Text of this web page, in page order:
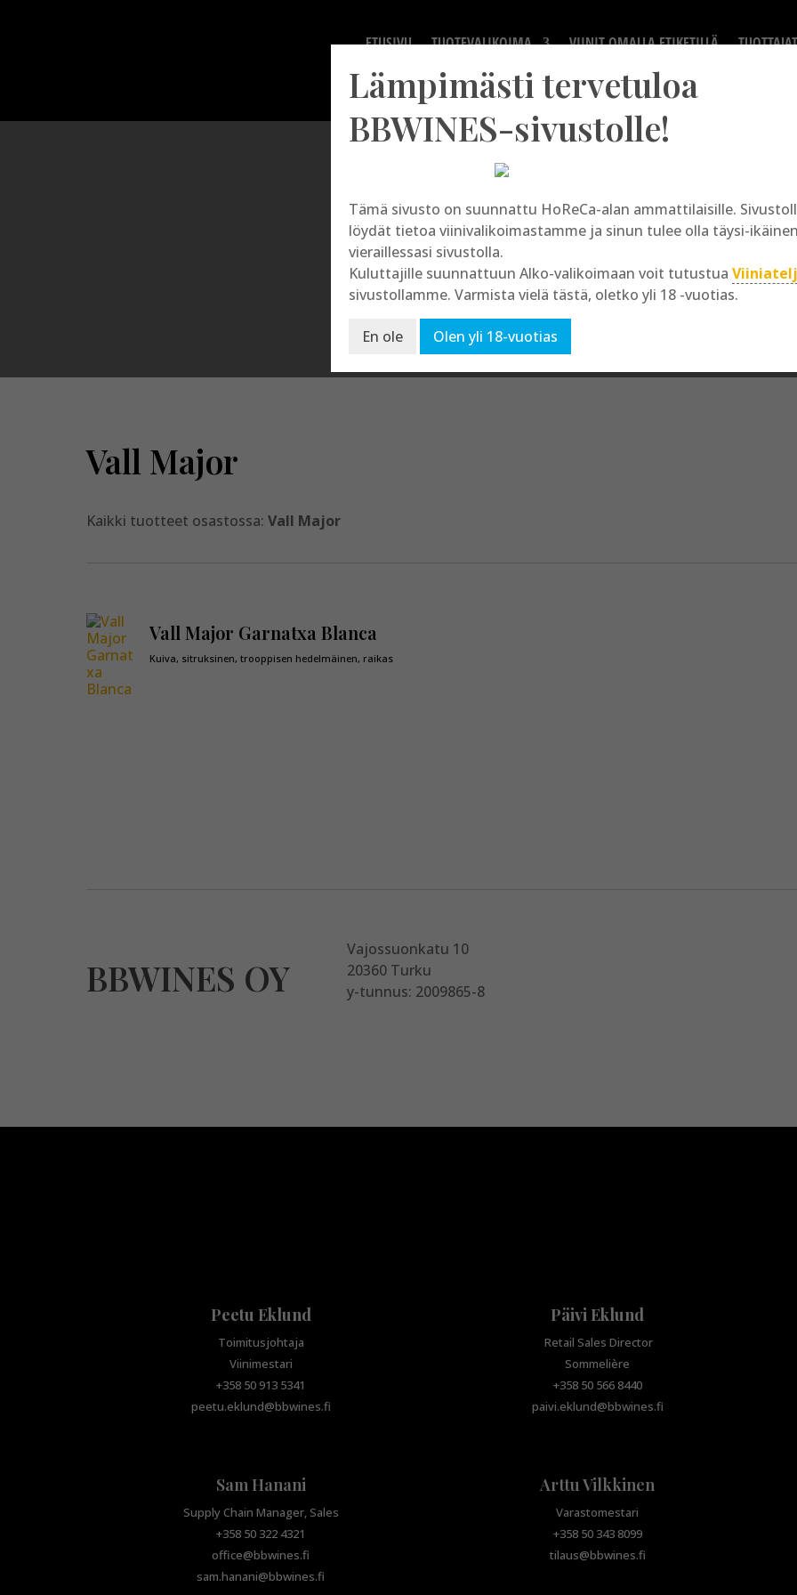
ETUSIVU TUOTEVALIKOIMA VIINIT OMALLA ETIKETILLÄ TUOTTAJAT
Vall Major
Vall Major
Kaikki tuotteet osastossa:Vall Major
Vall Major Garnatxa Blanca
Kuiva, sitruksinen, trooppisen hedelmäinen, raikas
BBWINES OY
Vajossuonkatu 10
20360 Turku
y-tunnus: 2009865-8
Peetu Eklund
Toimitusjohtaja
Viinimestari
+358 50 913 5341
peetu.eklund@bbwines.fi
Päivi Eklund
Retail Sales Director
Sommelière
+358 50 566 8440
paivi.eklund@bbwines.fi
Sam Hanani
Supply Chain Manager, Sales
+358 50 322 4321
office@bbwines.fi
sam.hanani@bbwines.fi
Arttu Vilkkinen
Varastomestari
+358 50 343 8099
tilaus@bbwines.fi
Lämpimästi tervetuloa
BBWINES-sivustolle!
Tämä sivusto on suunnattu HoReCa-alan ammattilaisille.
löydät tietoa viinivalikoimastamme ja sinun tulee olla täysi-ikäinen
vieraillessasi sivustolla.
Kuluttajille suunnattuun Alko-valikoimaan voit tutustua
sivustollamme. Varmista vielä tästä, oletko yli 18 -vuotias.
En ole Olen yli 18-vuotias